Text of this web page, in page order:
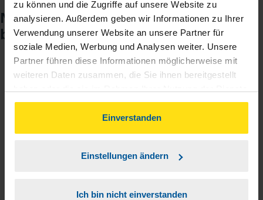
zu können und die Zugriffe auf unsere Website zu
analysieren. Außerdem geben wir Informationen zu Ihrer
Verwendung unserer Website an unsere Partner für
soziale Medien, Werbung und Analysen weiter. Unsere
Partner führen diese Informationen möglicherweise mit
weiteren Daten zusammen, die Sie ihnen bereitgestellt
gesammelt haben. Indem Sie auf Einverstanden klicken,
können Sie der Verwendung von Cookies, gemäß
unserer
Einverstanden
Einstellungen ändern
Ich bin nicht einverstanden
Noch keinen Zugang? So einfach
beantragen Sie ihn.
1
Sie teilen mir mit, dass Sie MeineVLH nutzen
wollen.
2
Sie bekommen eine E-Mail mit Ihren Zugangsdaten